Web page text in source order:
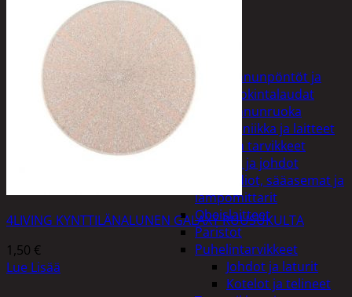
Linnunpöntöt ja
ruokintalaudat
Linnunruoka
Kodin elektroniikka ja laitteet
Imurit ja tarvikkeet
Kaapelit ja johdot
Kelloradiot, sääasemat ja
lämpömittarit
Oheislaitteet
Paristot
Puhelintarvikkeet
Johdot ja laturit
Kotelot ja telineet
4LIVING KYNTTILÄNALUNEN GALAXY RUUSUKULTA
1,50 €
Lue Lisää